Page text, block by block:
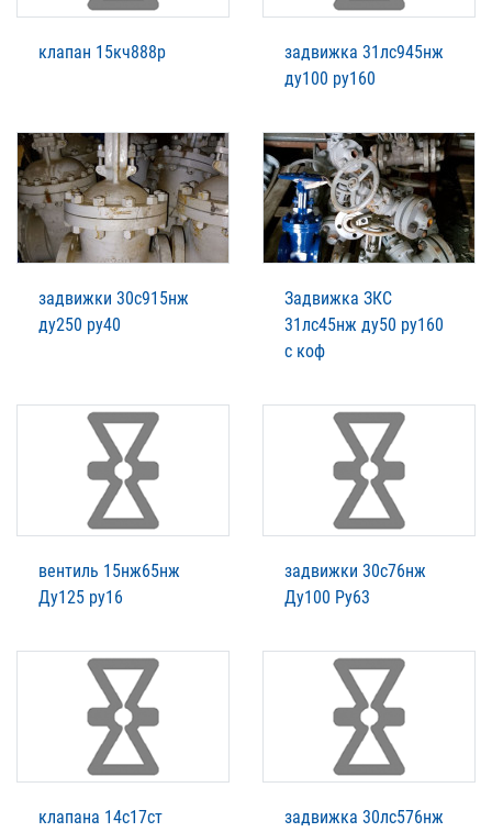
клапан 15кч888р
задвижка 31лс945нж
ду100 ру160
задвижки 30с915нж
ду250 ру40
Задвижка ЗКС
31лс45нж ду50 ру160
с коф
вентиль 15нж65нж
Ду125 ру16
задвижки 30с76нж
Ду100 Ру63
клапана 14с17ст
задвижка 30лс576нж